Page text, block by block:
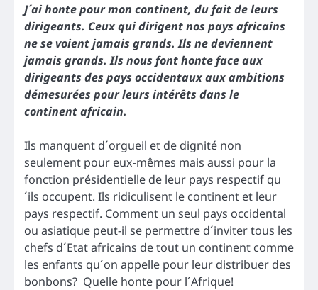
J´ai honte pour mon continent, du fait de leurs
dirigeants. Ceux qui dirigent nos pays africains
ne se voient jamais grands. Ils ne deviennent
jamais grands. Ils nous font honte face aux
dirigeants des pays occidentaux aux ambitions
démesurées pour leurs intérêts dans le
continent africain.
Ils manquent d´orgueil et de dignité non
seulement pour eux-mêmes mais aussi pour la
fonction présidentielle de leur pays respectif qu
´ils occupent. Ils ridiculisent le continent et leur
pays respectif. Comment un seul pays occidental
ou asiatique peut-il se permettre d´inviter tous les
chefs d´Etat africains de tout un continent comme
les enfants qu´on appelle pour leur distribuer des
bonbons? Quelle honte pour l´Afrique!